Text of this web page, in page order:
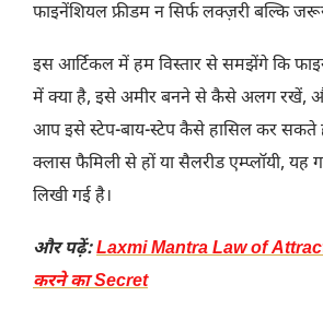
फाइनेंशियल फ्रीडम न सिर्फ लक्ज़री बल्कि
इस आर्टिकल में हम विस्तार से समझेंगे कि
में क्या है, इसे अमीर बनने से कैसे अलग रखें,
आप इसे स्टेप-बाय-स्टेप कैसे हासिल कर सकते
क्लास फैमिली से हों या सैलरीड एम्प्लॉयी, यह
लिखी गई है।
और पढ़ें:Laxmi Mantra Law of
करने का Secret